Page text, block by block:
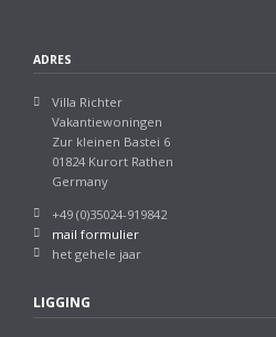
ADRES
Villa Richter
Vakantiewoningen
Zur kleinen Bastei 6
01824 Kurort Rathen
Germany
+49 (0)35024-919842
mail formulier
het gehele jaar
LIGGING